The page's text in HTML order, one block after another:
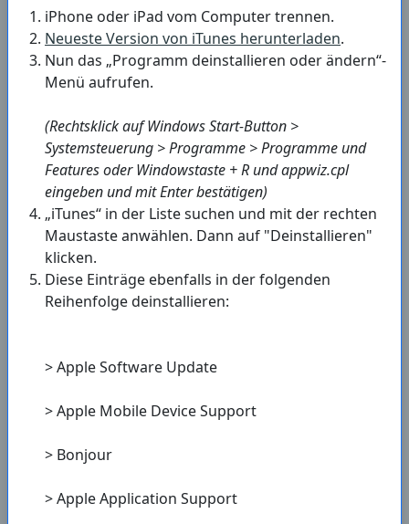
iPhone oder iPad vom Computer trennen.
Neueste Version von iTunes herunterladen.
Nun das „Programm deinstallieren oder ändern“-
Menü aufrufen.
(Rechtsklick auf Windows Start-Button >
Systemsteuerung > Programme > Programme und
Features oder Windowstaste + R und appwiz.cpl
eingeben und mit Enter bestätigen)
„iTunes“ in der Liste suchen und mit der rechten
Maustaste anwählen. Dann auf "Deinstallieren"
klicken.
Diese Einträge ebenfalls in der folgenden
Reihenfolge deinstallieren:
> Apple Software Update
> Apple Mobile Device Support
> Bonjour
> Apple Application Support